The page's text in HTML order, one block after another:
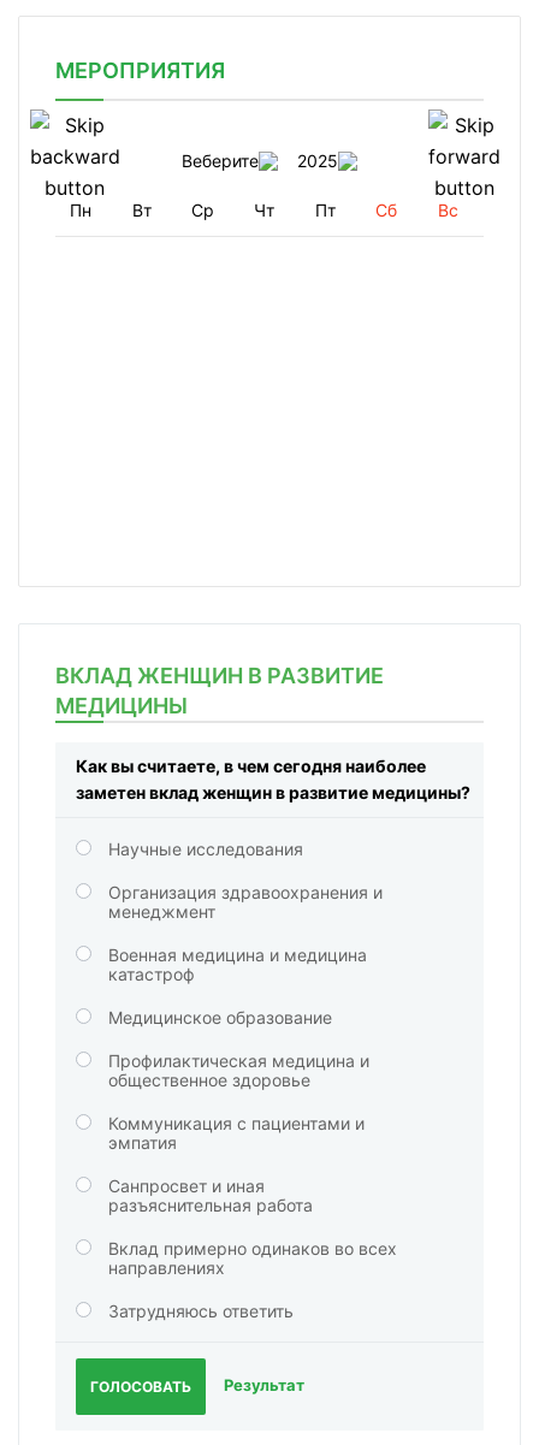
МЕРОПРИЯТИЯ
Веберите 2025
Пн Вт Ср Чт Пт Сб Вс
ВКЛАД ЖЕНЩИН В РАЗВИТИЕ
МЕДИЦИНЫ
Как вы считаете, в чем сегодня наиболее
заметен вклад женщин в развитие медицины?
Научные исследования
Организация здравоохранения и
менеджмент
Военная медицина и медицина
катастроф
Медицинское образование
Профилактическая медицина и
общественное здоровье
Коммуникация с пациентами и
эмпатия
Санпросвет и иная
разъяснительная работа
Вклад примерно одинаков во всех
направлениях
Затрудняюсь ответить
ГОЛОСОВАТЬ Результат